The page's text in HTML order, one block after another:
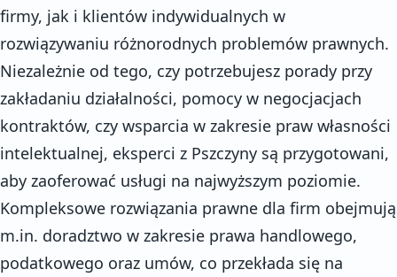
firmy, jak i klientów indywidualnych w
rozwiązywaniu różnorodnych problemów prawnych.
Niezależnie od tego, czy potrzebujesz porady przy
zakładaniu działalności, pomocy w negocjacjach
kontraktów, czy wsparcia w zakresie praw własności
intelektualnej, eksperci z Pszczyny są przygotowani,
aby zaoferować usługi na najwyższym poziomie.
Kompleksowe rozwiązania prawne dla firm obejmują
m.in. doradztwo w zakresie prawa handlowego,
podatkowego oraz umów, co przekłada się na